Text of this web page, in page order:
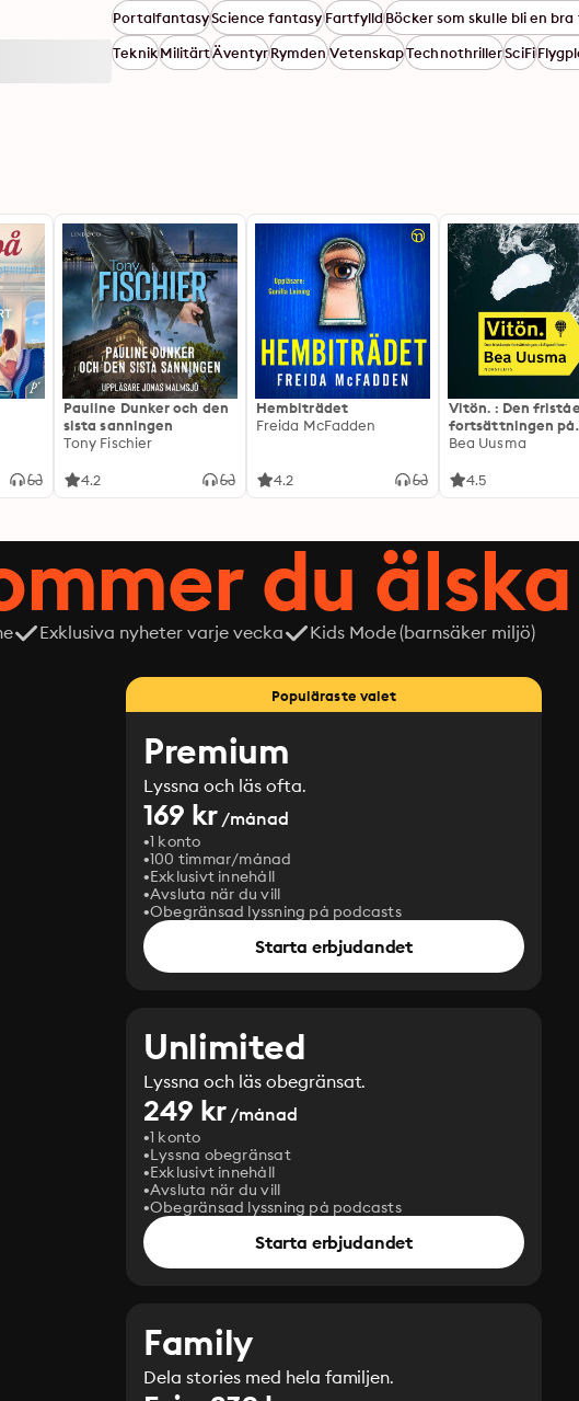
Svart stjärna är en filmiskt berättad science fiction-
rymdäventyr. Försvinnandet är den första boken i
Ersgård.
PortalfantasyScience fantasyFartfylldBöcker som skulle bli en
TeknikMilitärtÄventyrRymdenVetenskapTechnothrillerSciFi
Pauline Dunker och den
sista sanningen
Tony Fischier
4.2
Hembiträdet
Freida McFadden
4.2
Vitön. : Den
fortsättningen på
Expeditionen
Bea Uusma
4.5
du
Exklusiva nyheter varje vecka Kids Mode (barnsäker miljö)
Populäraste valet
Premium
Lyssna och läs ofta.
169 kr/månad
1 konto
100 timmar/månad
Exklusivt innehåll
Avsluta när du vill
Obegränsad lyssning på podcasts
Starta erbjudandet
Unlimited
Lyssna och läs obegränsat.
249 kr/månad
1 konto
Lyssna obegränsat
Exklusivt innehåll
Avsluta när du vill
Obegränsad lyssning på podcasts
Starta erbjudandet
Family
Dela stories med hela familjen.